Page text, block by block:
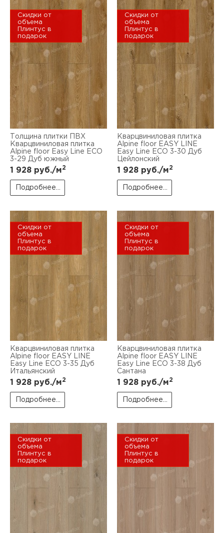
Скидки от
объема
Плинтус в
подарок
Толщина плитки ПВХ
Кварцвиниловая плитка
Alpine floor Easy Line EСО
3-29 Дуб южный
1 928 руб./м2
Подробнее...
Скидки от
объема
Плинтус в
подарок
Кварцвиниловая плитка
Alpine floor EASY LINE
Easy Line ЕСО 3-30 Дуб
Цейлонский
1 928 руб./м2
Подробнее...
Скидки от
объема
Плинтус в
подарок
Кварцвиниловая плитка
Alpine floor EASY LINE
Easy Line ЕСО 3-35 Дуб
Итальянский
1 928 руб./м2
Подробнее...
Скидки от
объема
Плинтус в
подарок
Кварцвиниловая плитка
Alpine floor EASY LINE
Easy Line ЕСО 3-38 Дуб
Сантана
1 928 руб./м2
Подробнее...
Скидки от
объема
Плинтус в
подарок
Скидки от
объема
Плинтус в
подарок